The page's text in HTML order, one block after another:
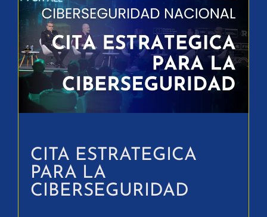
CITA ESTRATEGICA
PARA LA
CIBERSEGURIDAD